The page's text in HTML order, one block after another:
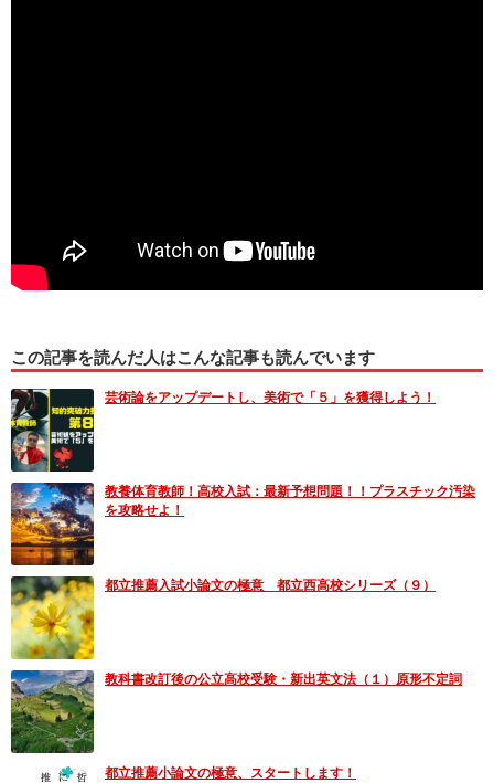
この記事を読んだ人はこんな記事も読んでいます
芸術論をアップデートし、美術で「５」を獲得しよう！
教養体育教師！高校入試：最新予想問題！！プラスチック汚染
を攻略せよ！
都立推薦入試小論文の極意 都立西高校シリーズ（９）
教科書改訂後の公立高校受験・新出英文法（１）原形不定詞
都立推薦小論文の極意、スタートします！